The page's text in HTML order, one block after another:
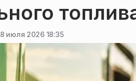
июля 2026 18:35